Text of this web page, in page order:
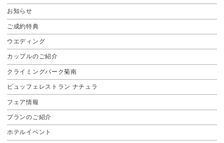
お知らせ
ご成約特典
ウエディング
カップルのご紹介
クライミングパーク菊南
ビュッフェレストラン ナチュラ
フェア情報
プランのご紹介
ホテルイベント